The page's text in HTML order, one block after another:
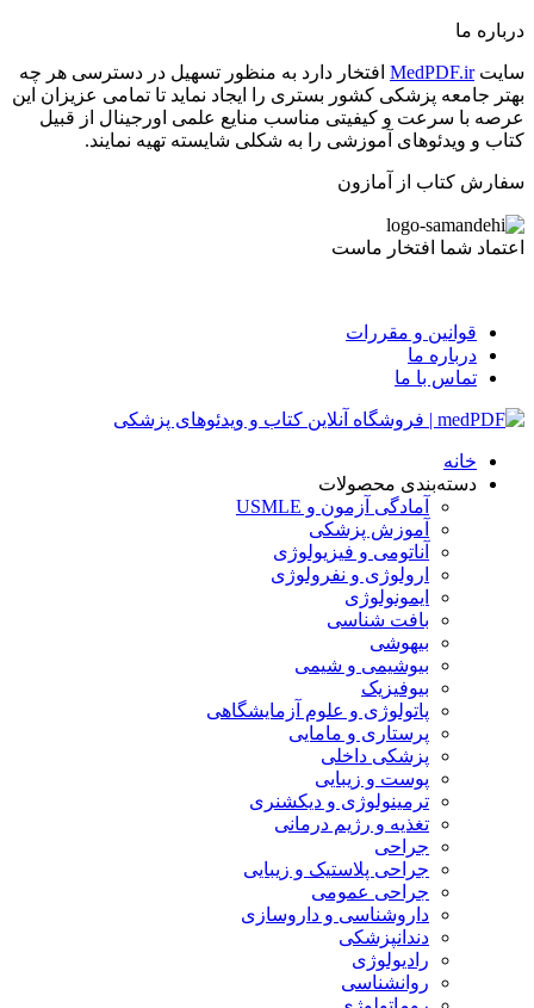
درباره ما
سایتMedPDF.ir افتخار دارد به منظور تسهیل در دسترسی هر چه
بهتر جامعه پزشکی کشور بستری را ایجاد نماید تا تمامی عزیزان این
عرصه با سرعت و کیفیتی مناسب منایع علمی اورجینال از قبیل
کتاب و ویدئوهای آموزشی را به شکلی شایسته تهیه نمایند.
سفارش کتاب از آمازون
اعتماد شما افتخار ماست
قوانین و مقررات
درباره ما
تماس با ما
خانه
دسته‌بندی محصولات
آمادگی آزمون و USMLE
آموزش پزشکی
آناتومی و فیزیولوژی
ارولوژی و نفرولوژی
ایمونولوژی
بافت شناسی
بیهوشی
بیوشیمی و شیمی
بیوفیزیک
پاتولوژی و علوم آزمایشگاهی
پرستاری و مامایی
پزشکی داخلی
پوست و زیبایی
ترمینولوژی و دیکشنری
تغذیه و رژیم درمانی
جراحی
جراحی پلاستیک و زیبایی
جراحی عمومی
داروشناسی و داروسازی
دندانپزشکی
رادیولوژی
روانشناسی